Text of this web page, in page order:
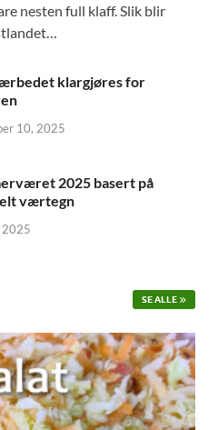
nesten full klaff. Slik blir
klargjøres for
10, 2025
2025 basert på
værtegn
2025
SE ALLE